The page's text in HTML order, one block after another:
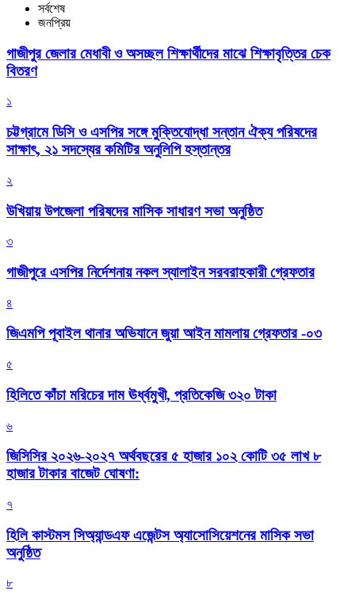
সর্বশেষ
জনপ্রিয়
গাজীপুর জেলার মেধাবী ও অসচ্ছল শিক্ষার্থীদের মাঝে শিক্ষাবৃত্তির চেক
বিতরণ
১
চট্টগ্রামে ডিসি ও এসপির সঙ্গে মুক্তিযোদ্ধা সন্তান ঐক্য পরিষদের
সাক্ষাৎ, ২১ সদস্যের কমিটির অনুলিপি হস্তান্তর
২
উখিয়ায় উপজেলা পরিষদের মাসিক সাধারণ সভা অনুষ্ঠিত
৩
গাজীপুরে এসপির নির্দেশনায় নকল স্যালাইন সরবরাহকারী গ্রেফতার
৪
জিএমপি পূবাইল থানার অভিযানে জুয়া আইন মামলায় গ্রেফতার -০৩
৫
হিলিতে কাঁচা মরিচের দাম ঊর্ধ্বমুখী, প্রতিকেজি ৩২০ টাকা
৬
জিসিসির ২০২৬-২০২৭ অর্থবছরের ৫ হাজার ১০২ কোটি ৩৫ লাখ ৮
হাজার টাকার বাজেট ঘোষণা:
৭
হিলি কাস্টমস সিঅ্যান্ডএফ এজেন্টস অ্যাসোসিয়েশনের মাসিক সভা
অনুষ্ঠিত
৮